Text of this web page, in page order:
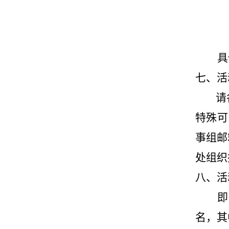
七、
请
特殊
事组
处组
八、
名，